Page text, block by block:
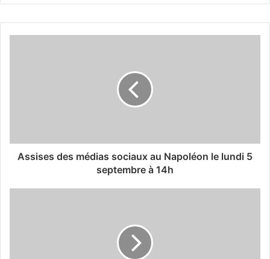
Assises des médias sociaux au Napoléon le lundi 5
septembre à 14h